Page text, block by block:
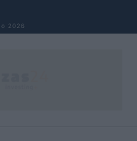
2026